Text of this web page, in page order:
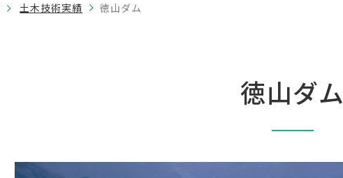
土木技術実績 徳山ダム
徳山ダム